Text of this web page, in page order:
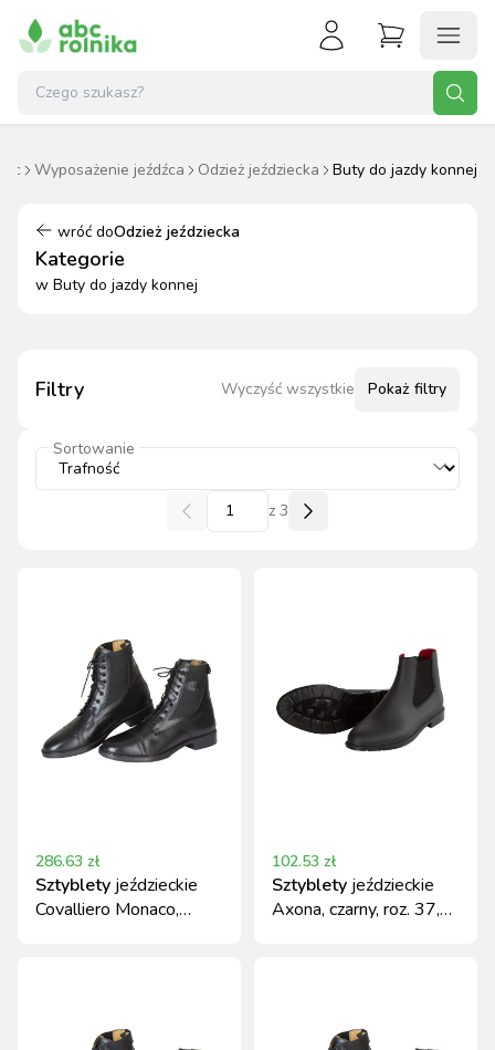
Wyposażenie jeźdźca Odzież jeździecka Buty do jazdy konnej
wróć doOdzież jeździecka
Kategorie
w Buty do jazdy konnej
Filtry Wyczyść wszystkie Pokaż filtry
Sortowanie
z 3
286.63 zł
Sztyblety jeździeckie
Covalliero Monaco,
102.53 zł
Sztyblety jeździeckie
Axona, czarny, roz. 37,